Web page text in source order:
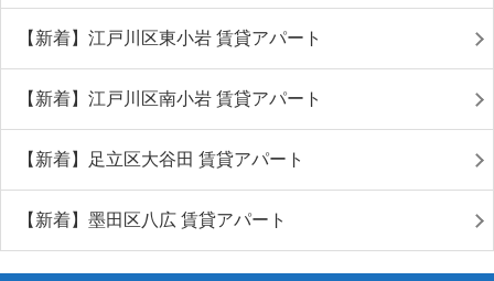
【新着】江戸川区東小岩 賃貸アパート
【新着】江戸川区南小岩 賃貸アパート
【新着】足立区大谷田 賃貸アパート
【新着】墨田区八広 賃貸アパート